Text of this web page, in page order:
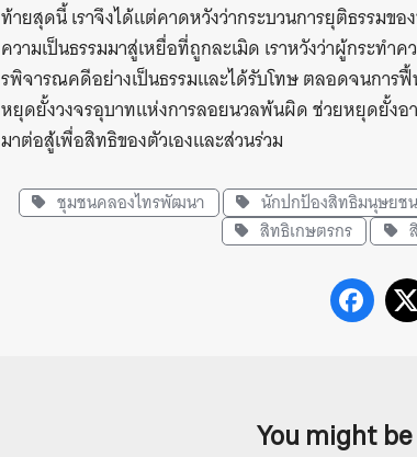
ท้ายสุดนี้ เราจึงได้แต่คาดหวังว่ากระบวนการยุติธรรม
ความเป็นธรรมมาสู่เหยื่อที่ถูกละเมิด เราหวังว่าผู้กระท
รพิจารณคดีอย่างเป็นธรรมและได้รับโทษ ตลอดจนการฟื้
หยุดยั้งวงจรอุบาทแห่งการลอยนวลพ้นผิด ช่วยหยุดยั้ง
มาต่อสู้เพื่อสิทธิของตัวเองและส่วนร่วม
ชุมชนคลองไทรพัฒนา นักปกป้องสิทธิมนุษยชน
สิทธิเกษตรกร
You might